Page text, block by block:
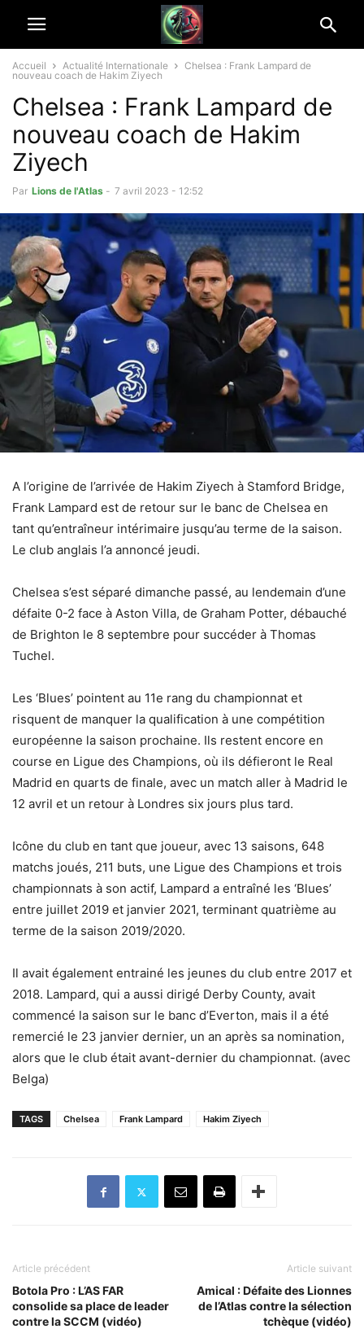
Accueil Actualité Internationale
Chelsea : Frank Lampard de
nouveau coach de Hakim Ziyech
Chelsea : Frank Lampard de
nouveau coach de Hakim
Ziyech
Par Lions de l'Atlas - 7 avril 2023 - 12:52
A l’origine de l’arrivée de Hakim Ziyech à Stamford Bridge,
Frank Lampard est de retour sur le banc de Chelsea en
tant qu’entraîneur intérimaire jusqu’au terme de la saison.
Le club anglais l’a annoncé jeudi.
Chelsea s’est séparé dimanche passé, au lendemain d’une
défaite 0-2 face à Aston Villa, de Graham Potter, débauché
de Brighton le 8 septembre pour succéder à Thomas
Tuchel.
Les ‘Blues’ pointent au 11e rang du championnat et
risquent de manquer la qualification à une compétition
européenne la saison prochaine. Ils restent encore en
course en Ligue des Champions, où ils défieront le Real
Madrid en quarts de finale, avec un match aller à Madrid le
12 avril et un retour à Londres six jours plus tard.
Icône du club en tant que joueur, avec 13 saisons, 648
matchs joués, 211 buts, une Ligue des Champions et trois
championnats à son actif, Lampard a entraîné les ‘Blues’
entre juillet 2019 et janvier 2021, terminant quatrième au
terme de la saison 2019/2020.
Il avait également entrainé les jeunes du club entre 2017 et
2018. Lampard, qui a aussi dirigé Derby County, avait
commencé la saison sur le banc d’Everton, mais il a été
remercié le 23 janvier dernier, un an après sa nomination,
alors que le club était avant-dernier du championnat. (avec
Belga)
TAGS Chelsea Frank Lampard Hakim Ziyech
Article précédent
Botola Pro : L’AS FAR
consolide sa place de leader
contre la SCCM (vidéo)
Article suivant
Amical : Défaite des Lionnes
de l’Atlas contre la sélection
tchèque (vidéo)